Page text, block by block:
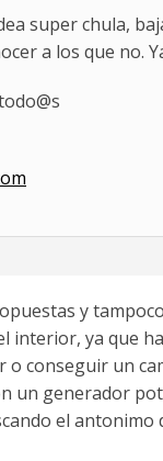
super chula,
a los que no.
y
interior, ya que
o conseguir un
un generador
el antonimo